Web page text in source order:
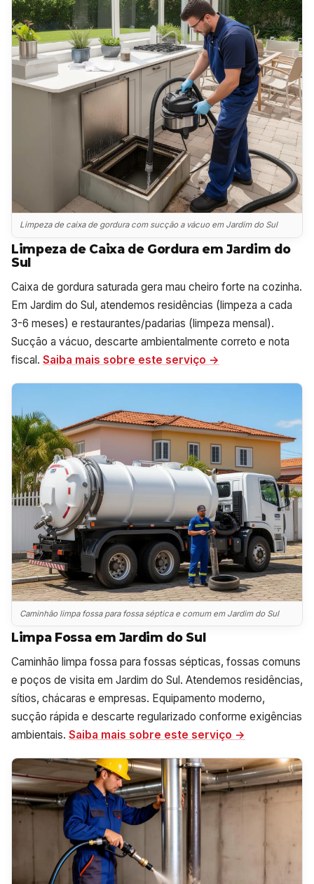
Limpeza de caixa de gordura com sucção a vácuo em Jardim do Sul
Limpeza de Caixa de Gordura em Jardim do
Sul
Caixa de gordura saturada gera mau cheiro forte na cozinha.
Em Jardim do Sul, atendemos residências (limpeza a cada
3-6 meses) e restaurantes/padarias (limpeza mensal).
Sucção a vácuo, descarte ambientalmente correto e nota
fiscal. Saiba mais sobre este serviço →
Caminhão limpa fossa para fossa séptica e comum em Jardim do Sul
Limpa Fossa em Jardim do Sul
Caminhão limpa fossa para fossas sépticas, fossas comuns
e poços de visita em Jardim do Sul. Atendemos residências,
sítios, chácaras e empresas. Equipamento moderno,
sucção rápida e descarte regularizado conforme exigências
ambientais. Saiba mais sobre este serviço →